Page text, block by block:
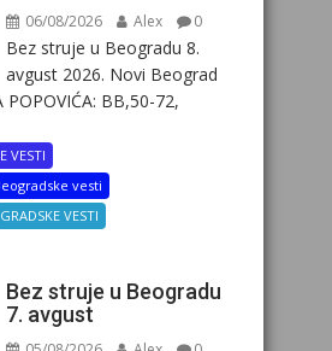
06/08/2026 Alex 0
Bez struje u Beogradu 8.
avgust 2026. Novi Beograd
BB,50-72,
VESTI
vesti
GRADSKE VESTI
Bez struje u Beogradu
7. avgust